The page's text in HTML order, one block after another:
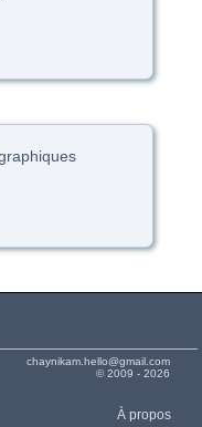
chaynikam.hello@gmail.com
© 2009 - 2026
À propos